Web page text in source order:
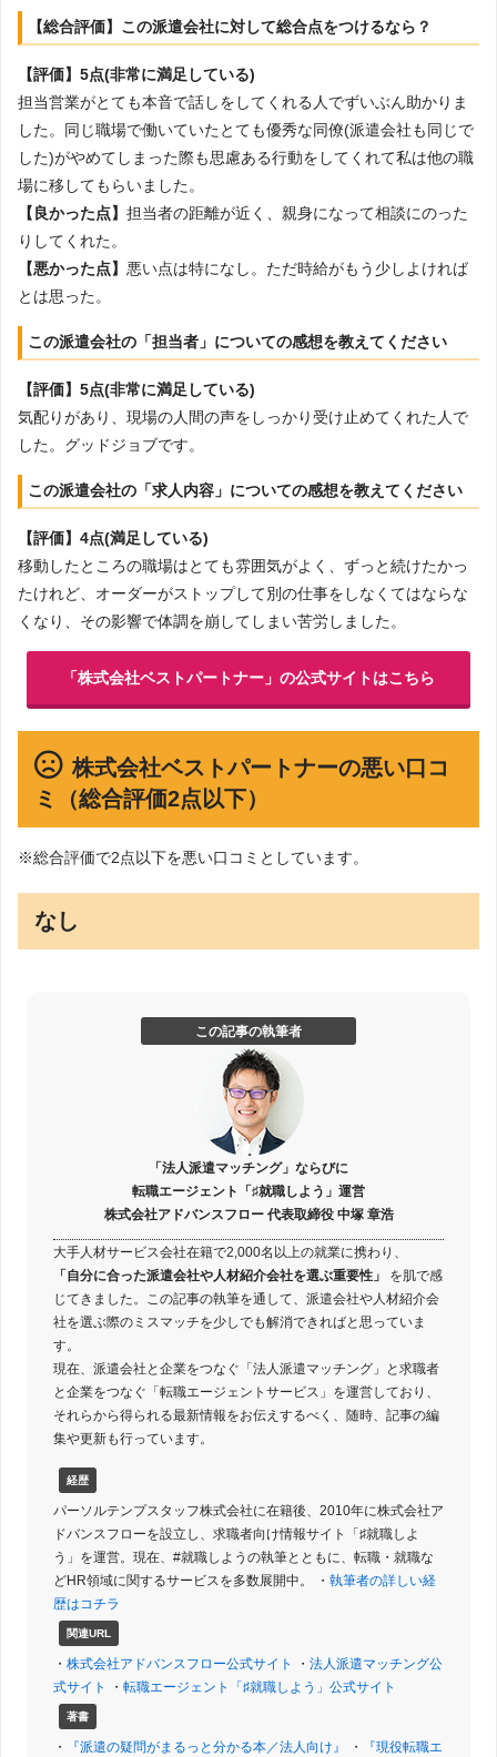
【総合評価】この派遣会社に対して総合点をつけるなら？
【評価】5点(非常に満足している)
担当営業がとても本音で話しをしてくれる人でずいぶん助かりま
した。同じ職場で働いていたとても優秀な同僚(派遣会社も同じで
した)がやめてしまった際も思慮ある行動をしてくれて私は他の職
場に移してもらいました。
【良かった点】 担当者の距離が近く、親身になって相談にのった
りしてくれた。
【悪かった点】 悪い点は特になし。ただ時給がもう少しよければ
とは思った。
この派遣会社の「担当者」についての感想を教えてください
【評価】5点(非常に満足している)
気配りがあり、現場の人間の声をしっかり受け止めてくれた人で
した。グッドジョブです。
この派遣会社の「求人内容」についての感想を教えてください
【評価】4点(満足している)
移動したところの職場はとても雰囲気がよく、ずっと続けたかっ
たけれど、オーダーがストップして別の仕事をしなくてはならな
くなり、その影響で体調を崩してしまい苦労しました。
「株式会社ベストパートナー」の公式サイトはこちら
株式会社ベストパートナーの悪い口コ
ミ（総合評価2点以下）
※総合評価で2点以下を悪い口コミとしています。
なし
この記事の執筆者
「法人派遣マッチング」ならびに
転職エージェント「♯就職しよう」運営
株式会社アドバンスフロー 代表取締役 中塚 章浩
大手人材サービス会社在籍で2,000名以上の就業に携わり、
「自分に合った派遣会社や人材紹介会社を選ぶ重要性」
を肌で感
じてきました。この記事の執筆を通して、派遣会社や人材紹介会
社を選ぶ際のミスマッチを少しでも解消できればと思っていま
す。
現在、派遣会社と企業をつなぐ「法人派遣マッチング」と求職者
と企業をつなぐ「転職エージェントサービス」を運営しており、
それらから得られる最新情報をお伝えするべく、随時、記事の編
集や更新も行っています。
経歴
パーソルテンプスタッフ株式会社に在籍後、2010年に株式会社ア
ドバンスフローを設立し、求職者向け情報サイト「♯就職しよ
う」を運営。現在、#就職しようの執筆とともに、転職・就職な
どHR領域に関するサービスを多数展開中。 ・ 執筆者の詳しい経
歴はコチラ
関連URL
・ 株式会社アドバンスフロー公式サイト ・ 法人派遣マッチング公
式サイト
・ 転職エージェント「♯就職しよう」公式サイト
著書
・ 『派遣の疑問がまるっと分かる本／法人向け』 ・
『現役転職エ